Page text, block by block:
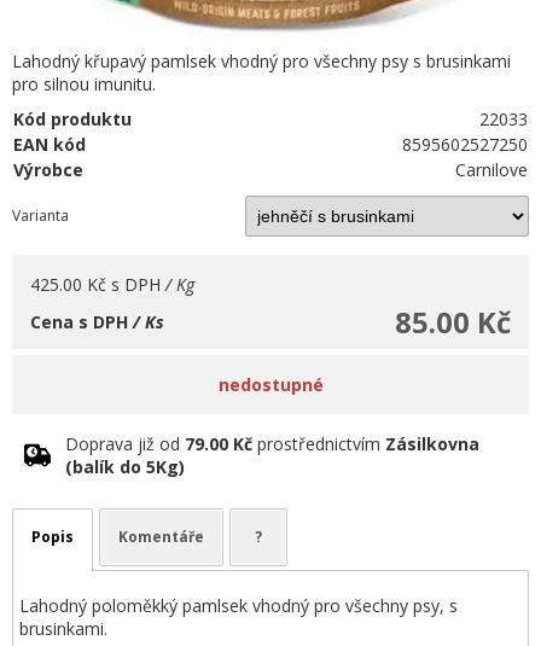
Lahodný křupavý pamlsek vhodný pro všechny psy s brusinkami
pro silnou imunitu.
Kód produktu
22033
EAN kód
8595602527250
Výrobce
Carnilove
Varianta
425.00 Kč s DPH / Kg
85.00 Kč
Cena s DPH/ Ks
nedostupné
Doprava již od 79.00 Kč prostřednictvím Zásilkovna
(balík do 5Kg)
Popis Komentáře ?
Lahodný poloměkký pamlsek vhodný pro všechny psy, s
brusinkami.